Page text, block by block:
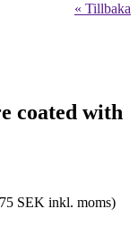
« Tillbaka
coated with
SEK inkl. moms)